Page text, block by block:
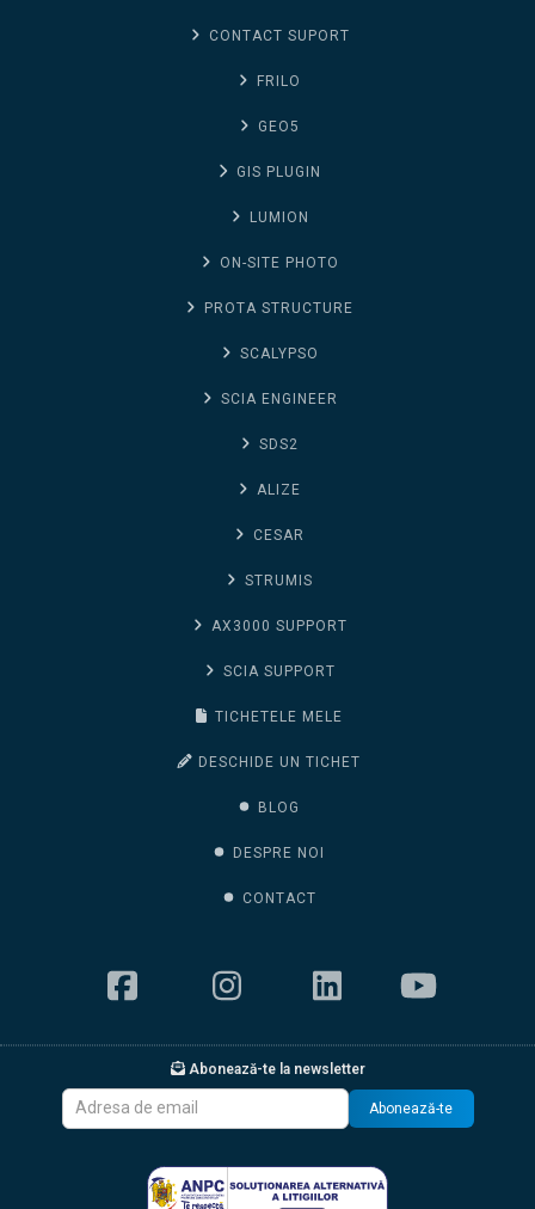
CONTACT SUPORT
FRILO
GEO5
GIS PLUGIN
LUMION
ON-SITE PHOTO
PROTA STRUCTURE
SCALYPSO
SCIA ENGINEER
SDS2
ALIZE
CESAR
STRUMIS
AX3000 SUPPORT
SCIA SUPPORT
TICHETELE MELE
DESCHIDE UN TICHET
BLOG
DESPRE NOI
CONTACT
Abonează-te la newsletter
Abonează-te